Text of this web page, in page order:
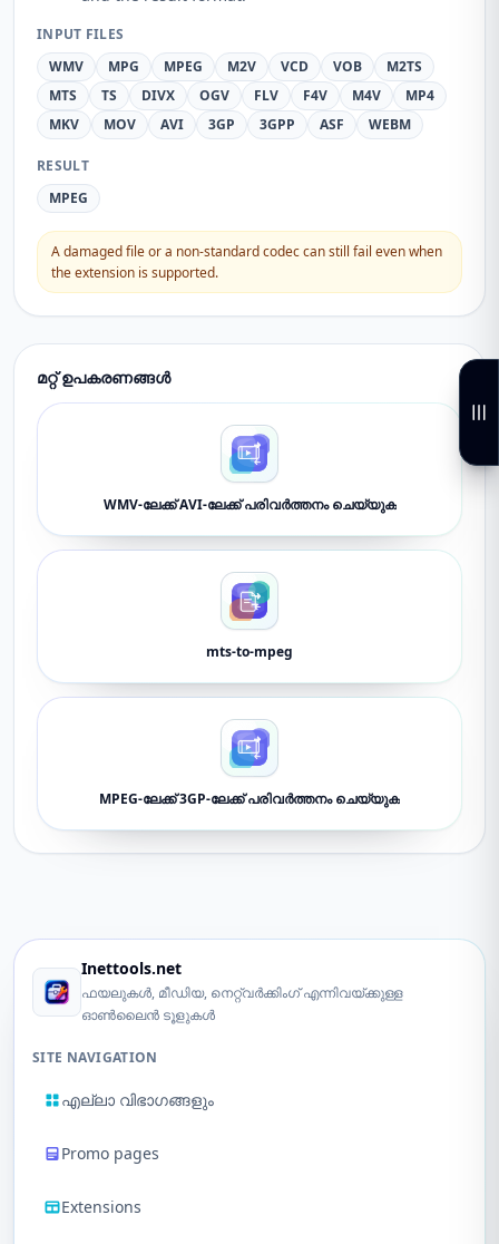
INPUT FILES
WMV
MPG MPEG M2V VCD VOB
M2TS
MTS
TS DIVX OGV FLV F4V M4V
MP4
MKV
MOV AVI 3GP 3GPP ASF WEBM
RESULT
MPEG
A damaged file or a non-standard codec can still fail even when
the extension is supported.
മറ്റ് ഉപകരണങ്ങൾ
WMV-ലേക്ക് AVI-ലേക്ക് പരിവർത്തനം ചെയ്യുക
mts-to-mpeg
MPEG-ലേക്ക് 3GP-ലേക്ക് പരിവർത്തനം ചെയ്യുക
Inettools.net
ഫയലുകൾ, മീഡിയ, നെറ്റ്‌വർക്കിംഗ് എന്നിവയ്ക്കുള്ള
ഓൺലൈൻ ടൂളുകൾ
SITE NAVIGATION
എല്ലാ വിഭാഗങ്ങളും
Promo pages
Extensions